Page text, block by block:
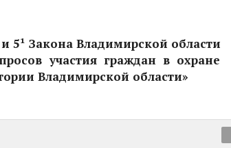
5¹ Закона Владимирской области
участия граждан в охране
Владимирской области»